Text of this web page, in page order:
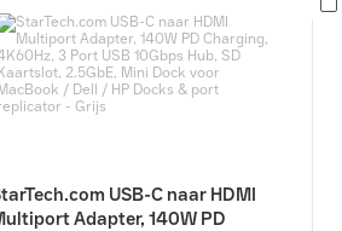
USB-C naar HDMI
Adapter, 140W PD